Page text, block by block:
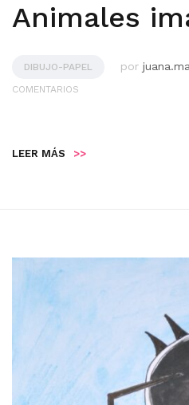
Animales
DIBUJO-PAPEL por
COMENTARIOS
LEER MÁS >>